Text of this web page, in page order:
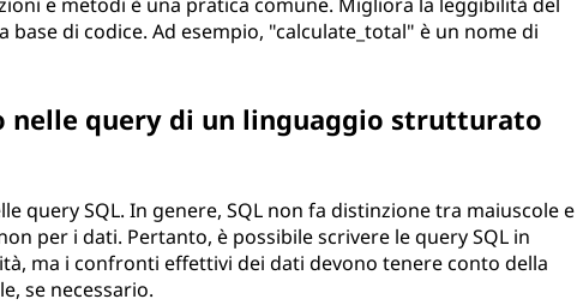
base di codice. Ad esempio, "calculate_total" è un nome di
nelle query di un linguaggio strutturato
query SQL. In genere, SQL non fa distinzione tra maiuscole e
per i dati. Pertanto, è possibile scrivere le query SQL in
ma i confronti effettivi dei dati devono tenere conto della
se necessario.